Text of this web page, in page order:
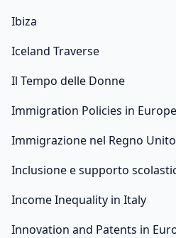
Ibiza
Iceland Traverse
Il Tempo delle Donne
Immigration Policies in Europe
Immigrazione nel Regno Unito
Inclusione e supporto
Income Inequality in Italy
Innovation and Patents in